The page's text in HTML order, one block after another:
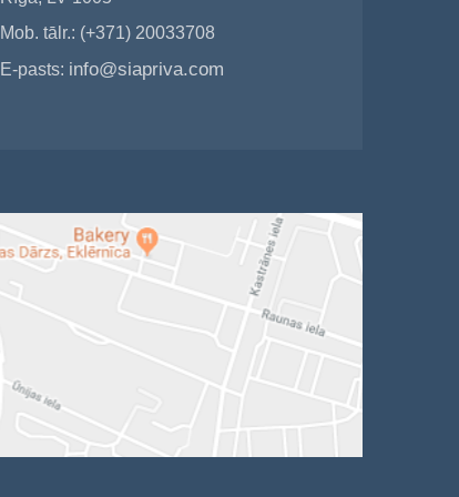
Mob. tālr.: (+371) 20033708
E-pasts: info@siapriva.com